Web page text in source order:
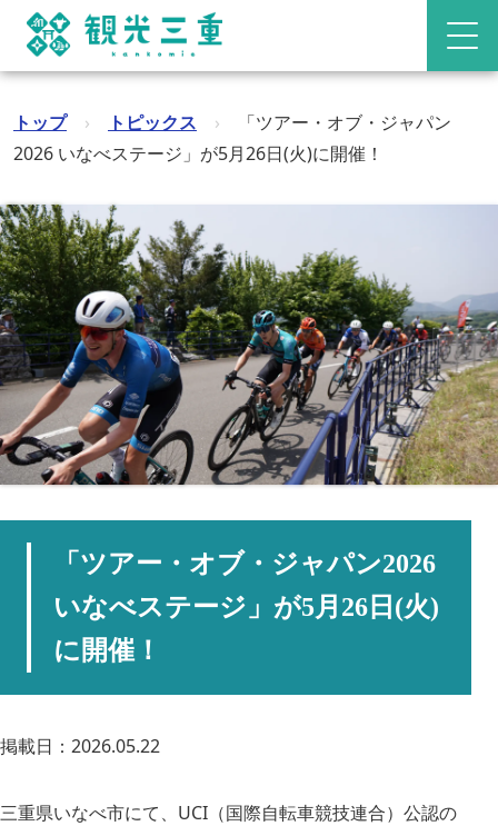
トップ › トピックス ›
「ツアー・オブ・ジャパン
2026 いなべステージ」が5月26日(火)に開催！
「ツアー・オブ・ジャパン2026
いなべステージ」が5月26日(火)
に開催！
掲載日：2026.05.22
三重県いなべ市にて、UCI（国際自転車競技連合）公認の